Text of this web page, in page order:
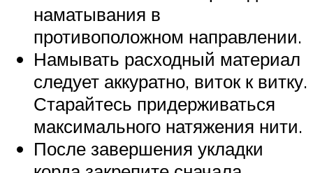
наматывания в
противоположном направлении.
Намывать расходный материал
следует аккуратно, виток к витку.
Старайтесь придерживаться
максимального натяжения нити.
После завершения укладки